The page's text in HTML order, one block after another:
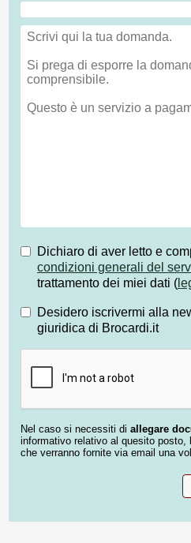
Dichiaro di aver letto e
condizioni generali del
trattamento dei miei dati (
Desidero iscrivermi alla
giuridica di Brocardi.it
Nel caso si necessiti di allegare
informativo relativo al quesito posto,
che verranno fornite via email una